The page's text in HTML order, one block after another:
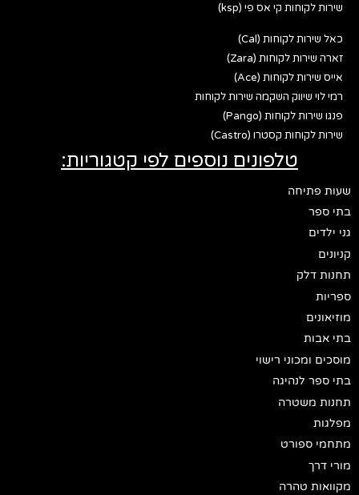
שירות לקוחות קי אס פי (ksp)
כאל שירות לקוחות (Cal)
זארה שירות לקוחות (Zara)
אייס שירות לקוחות (Ace)
רמי לוי שיווק השקמה שירות לקוחות
פנגו שירות לקוחות (Pango)
שירות לקוחות קסטרו (Castro)
טלפונים נוספים לפי קטגוריות:
שעות פתיחה
בתי ספר
גני ילדים
קניונים
תחנות דלק
ספריות
מוזיאונים
בתי אבות
מוסכים ומכוני רישוי
בתי ספר לנהיגה
תחנות משטרה
מפלגות
מתחמי ספורט
מורי דרך
מקוואות טהרה